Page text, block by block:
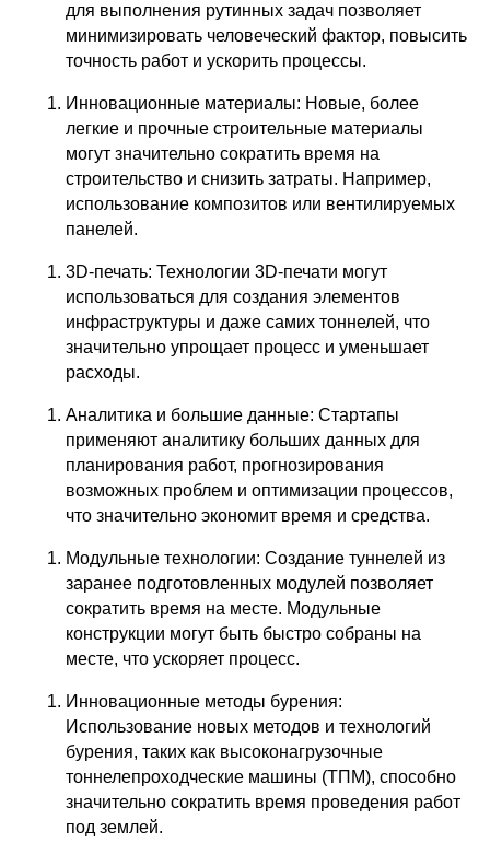
для выполнения рутинных задач позволяет
минимизировать человеческий фактор, повысить
точность работ и ускорить процессы.
Инновационные материалы: Новые, более
легкие и прочные строительные материалы
могут значительно сократить время на
строительство и снизить затраты. Например,
использование композитов или вентилируемых
панелей.
3D-печать: Технологии 3D-печати могут
использоваться для создания элементов
инфраструктуры и даже самих тоннелей, что
значительно упрощает процесс и уменьшает
расходы.
Аналитика и большие данные: Стартапы
применяют аналитику больших данных для
планирования работ, прогнозирования
возможных проблем и оптимизации процессов,
что значительно экономит время и средства.
Модульные технологии: Создание туннелей из
заранее подготовленных модулей позволяет
сократить время на месте. Модульные
конструкции могут быть быстро собраны на
месте, что ускоряет процесс.
Инновационные методы бурения:
Использование новых методов и технологий
бурения, таких как высоконагрузочные
тоннелепроходческие машины (ТПМ), способно
значительно сократить время проведения работ
под землей.